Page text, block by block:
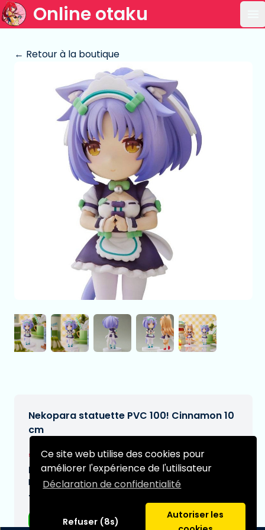
Ce site web utilise des cookies pour
améliorer l'expérience de l'utilisateur
Déclaration de confidentialité
Refuser (8s)
Autoriser les
Online otaku
← Retour à la boutique
Nekopara statuette PVC 100! Cinnamon 10
cm
€48,99 [Sous réserve de modifications]
Date de livraison prévue:
N/A
Type:
Figurines d'anime